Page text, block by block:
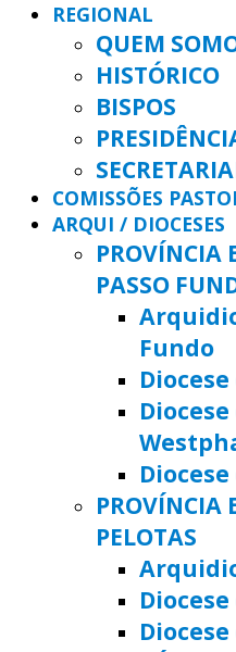
REGIONAL
QUEM
HISTÓRICO
BISPOS
COMISSÕES
ARQUI / DIOCESES
PROVÍNCIA
PASSO
Fundo
PROVÍNCIA
PELOTAS